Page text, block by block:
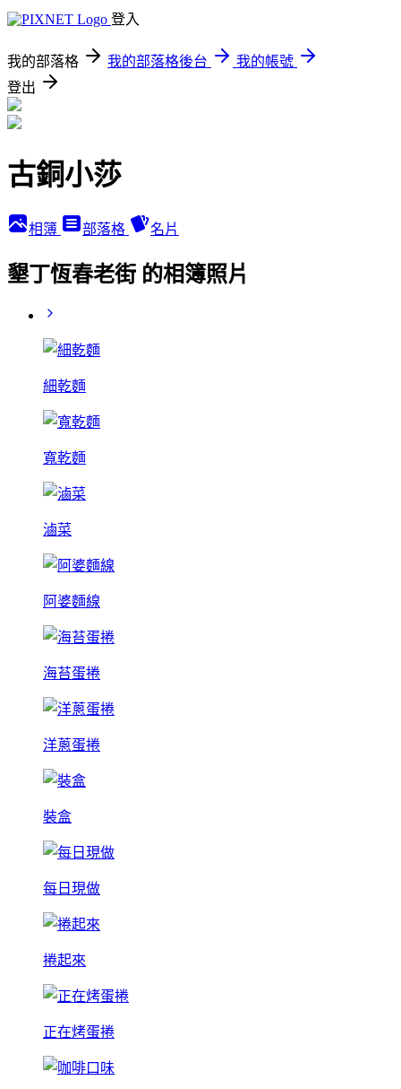
登入
我的部落格 我的部落格後台
我的帳號
登出
古銅小莎
相簿 部落格 名片
墾丁恆春老街 的相簿照片
細乾麵
寬乾麵
滷菜
阿婆麵線
海苔蛋捲
洋蔥蛋捲
裝盒
每日現做
捲起來
正在烤蛋捲